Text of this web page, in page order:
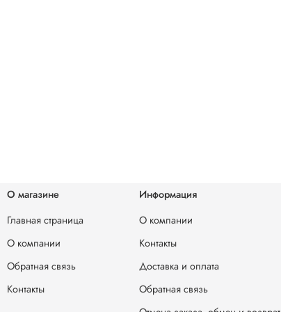
О магазине
Главная страница
О компании
Обратная связь
Контакты
Информация
О компании
Контакты
Доставка и оплата
Обратная связь